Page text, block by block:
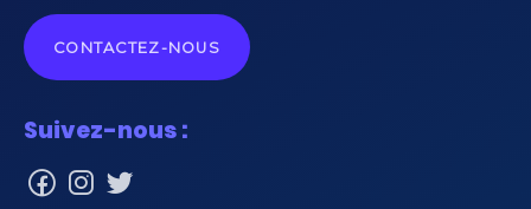
CONTACTEZ-NOUS
Suivez-nous :